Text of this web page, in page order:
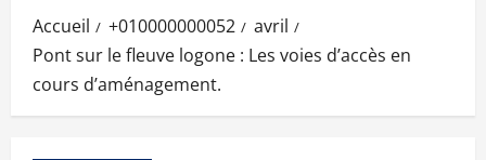
Accueil +010000000052
avril
Pont sur le fleuve logone : Les voies d’accès en
cours d’aménagement.